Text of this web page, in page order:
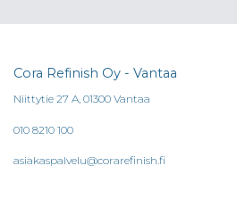
Cora Refinish Oy - Vantaa
Niittytie 27 A, 01300 Vantaa
010 8210 100
asiakaspalvelu@corarefinish.fi